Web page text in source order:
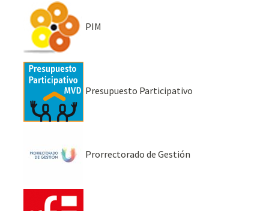
PIM
Presupuesto Participativo
Prorrectorado de Gestión